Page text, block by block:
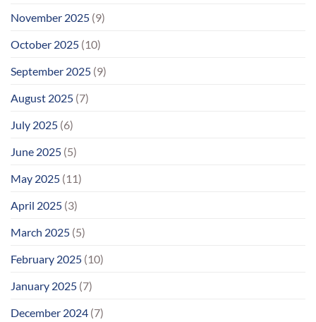
November 2025 (9)
October 2025 (10)
September 2025 (9)
August 2025 (7)
July 2025 (6)
June 2025 (5)
May 2025 (11)
April 2025 (3)
March 2025 (5)
February 2025 (10)
January 2025 (7)
December 2024 (7)